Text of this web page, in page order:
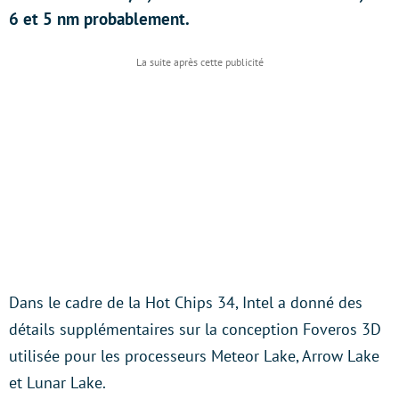
6 et 5 nm probablement.
Dans le cadre de la Hot Chips 34, Intel a donné des
détails supplémentaires sur la conception Foveros 3D
utilisée pour les processeurs Meteor Lake, Arrow Lake
et Lunar Lake.